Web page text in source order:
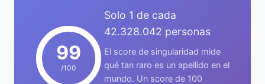
99
/100
Solo 1 de cada
42.328.042 personas
El score de singularidad mide
qué tan raro es un apellido en el
mundo. Un score de 100